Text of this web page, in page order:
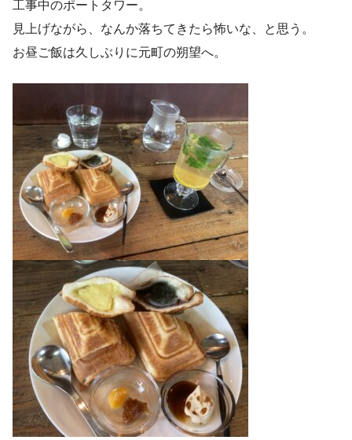
工事中のポートタワー。
見上げながら、なんか落ちてきたら怖いな、と思う。
お昼ご飯は久しぶりに元町の朔望へ。